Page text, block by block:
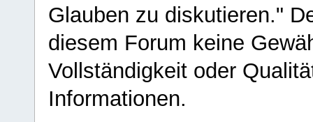
Glauben zu diskutieren."
diesem Forum keine
Vollständigkeit oder
Informationen.